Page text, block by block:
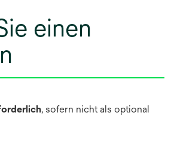
einen
, sofern nicht als optional